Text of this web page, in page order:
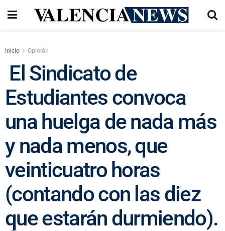
Inicio Opinión
El Sindicato de
Estudiantes convoca
una huelga de nada más
y nada menos, que
veinticuatro horas
(contando con las diez
que estarán durmiendo).